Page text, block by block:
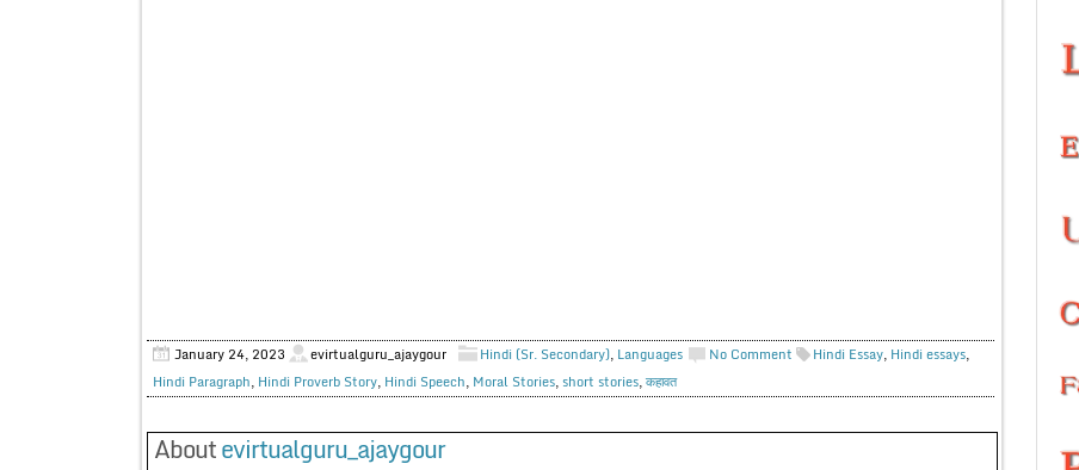
January 24, 2023 evirtualguru_ajaygour Hindi (Sr. Secondary), Languages No Comment Hindi Essay, Hindi essays,
Hindi Paragraph, Hindi Proverb Story, Hindi Speech, Moral Stories,short stories,कहावत
Aboutevirtualguru_ajaygour